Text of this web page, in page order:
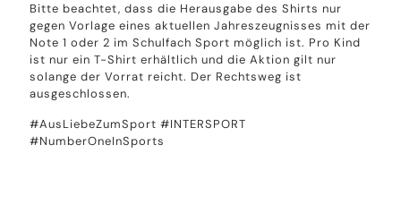
Bitte beachtet, dass die Herausgabe des Shirts nur
gegen Vorlage eines aktuellen Jahreszeugnisses mit der
Note 1 oder 2 im Schulfach Sport möglich ist. Pro Kind
ist nur ein T-Shirt erhältlich und die Aktion gilt nur
solange der Vorrat reicht. Der Rechtsweg ist
ausgeschlossen.
#AusLiebeZumSport #INTERSPORT
#NumberOneInSports